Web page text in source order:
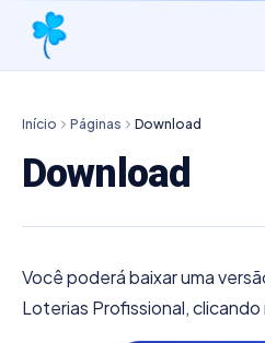
Início Páginas Download
Download
Você poderá baixar uma
Loterias Profissional,